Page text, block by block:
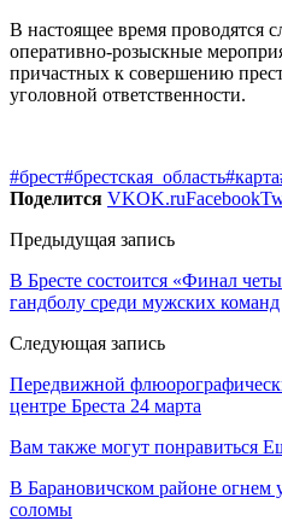
В настоящее время проводятся
оперативно-розыскные
причастных к совершению
уголовной ответственности.
#брест#брестская_область#карта
Поделится VKOK.ruFacebook
Предыдущая запись
В Бресте состоится «Финал
гандболу среди мужских команд
Следующая запись
Передвижной
центре Бреста 24 марта
Вам также могут понравиться
В Барановичском районе огнем
соломы